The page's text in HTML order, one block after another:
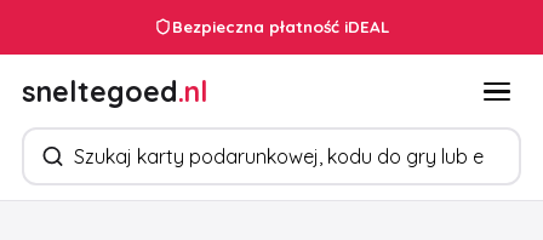
Bezpieczna płatność iDEAL
sneltegoed.nl
Szukaj produktów